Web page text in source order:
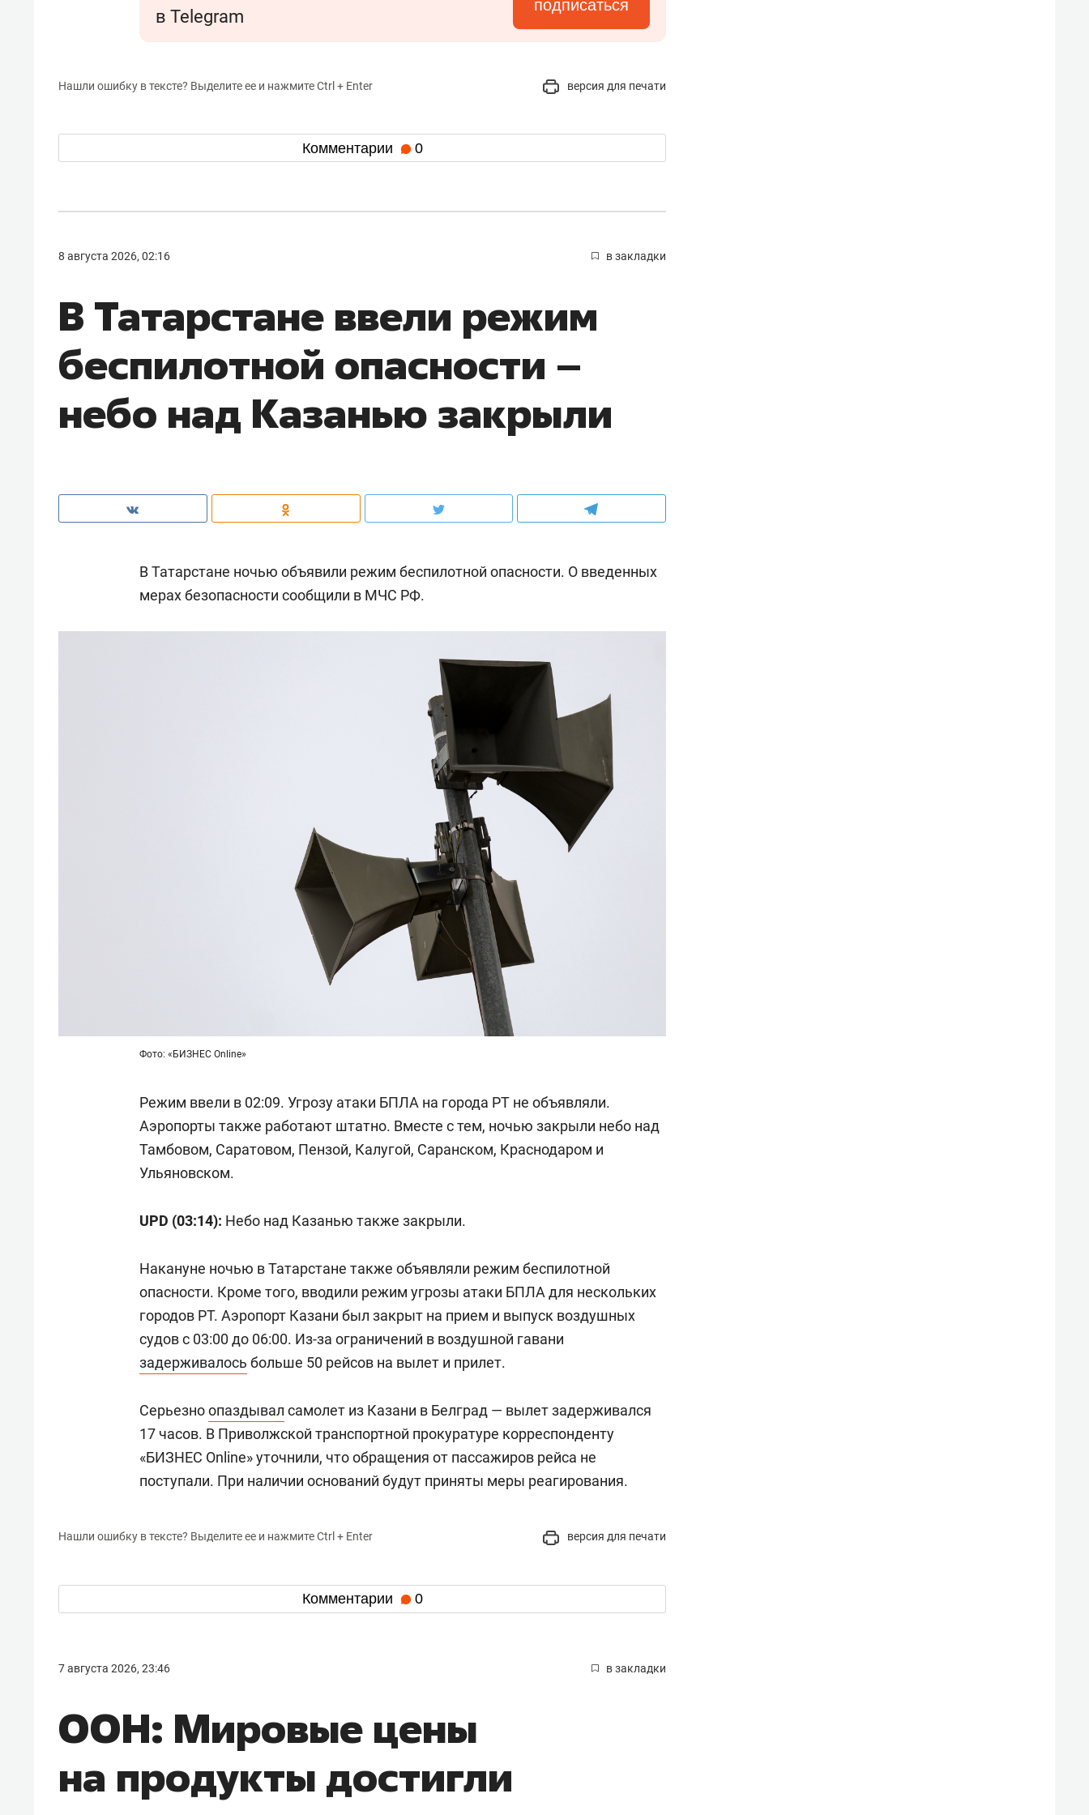
в Telegram
подписаться
Нашли ошибку в тексте? Выделите ее и нажмите Ctrl + Enter версия для печати
Комментарии 0
8 августа 2026, 02:16 в закладки
В Татарстане ввели режим
беспилотной опасности –
небо над Казанью закрыли
В Татарстане ночью объявили режим беспилотной опасности. О введенных
мерах безопасности сообщили в МЧС РФ.
Фото: «БИЗНЕС Online»
Режим ввели в 02:09. Угрозу атаки БПЛА на города РТ не объявляли.
Аэропорты также работают штатно. Вместе с тем, ночью закрыли небо над
Тамбовом, Саратовом, Пензой, Калугой, Саранском, Краснодаром и
Ульяновском.
UPD (03:14): Небо над Казанью также закрыли.
Накануне ночью в Татарстане также объявляли режим беспилотной
опасности. Кроме того, вводили режим угрозы атаки БПЛА для нескольких
городов РТ. Аэропорт Казани был закрыт на прием и выпуск воздушных
судов с 03:00 до 06:00. Из-за ограничений в воздушной гавани
задерживалось больше 50 рейсов на вылет и прилет.
Серьезноопаздывал самолет из Казани в Белград — вылет задерживался
17 часов. В Приволжской транспортной прокуратуре корреспонденту
«БИЗНЕС Online» уточнили, что обращения от пассажиров рейса не
поступали. При наличии оснований будут приняты меры реагирования.
Нашли ошибку в тексте? Выделите ее и нажмите Ctrl + Enter версия для печати
Комментарии 0
7 августа 2026, 23:46 в закладки
ООН: Мировые цены
на продукты достигли